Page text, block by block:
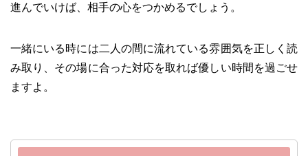
進んでいけば、相手の心をつかめるでしょう。
一緒にいる時には二人の間に流れている雰囲気を正しく読
み取り、その場に合った対応を取れば優しい時間を過ごせ
ますよ。